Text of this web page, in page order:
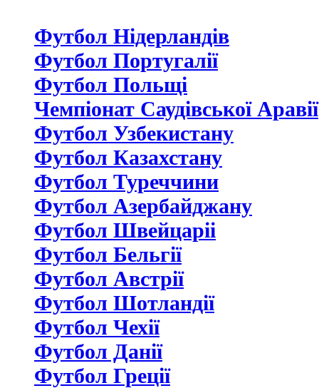
Футбол Нідерландiв
Футбол Португалії
Футбол Польщі
Чемпіонат Саудівської Аравії
Футбол Узбекистану
Футбол Казахстану
Футбол Туреччини
Футбол Азербайджану
Футбол Швейцаріі
Футбол Бельгії
Футбол Австрії
Футбол Шотландії
Футбол Чехії
Футбол Данії
Футбол Греції